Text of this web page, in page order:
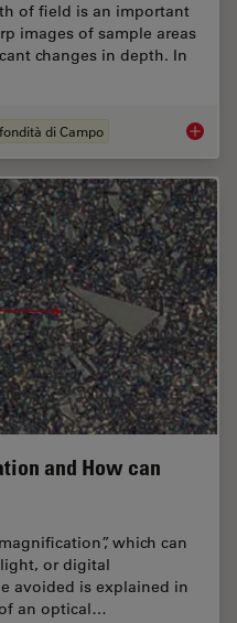
of field is an important
images of sample areas
changes in depth. In
di Campo Depth
and How can
which can
or digital
avoided is explained in
an optical…